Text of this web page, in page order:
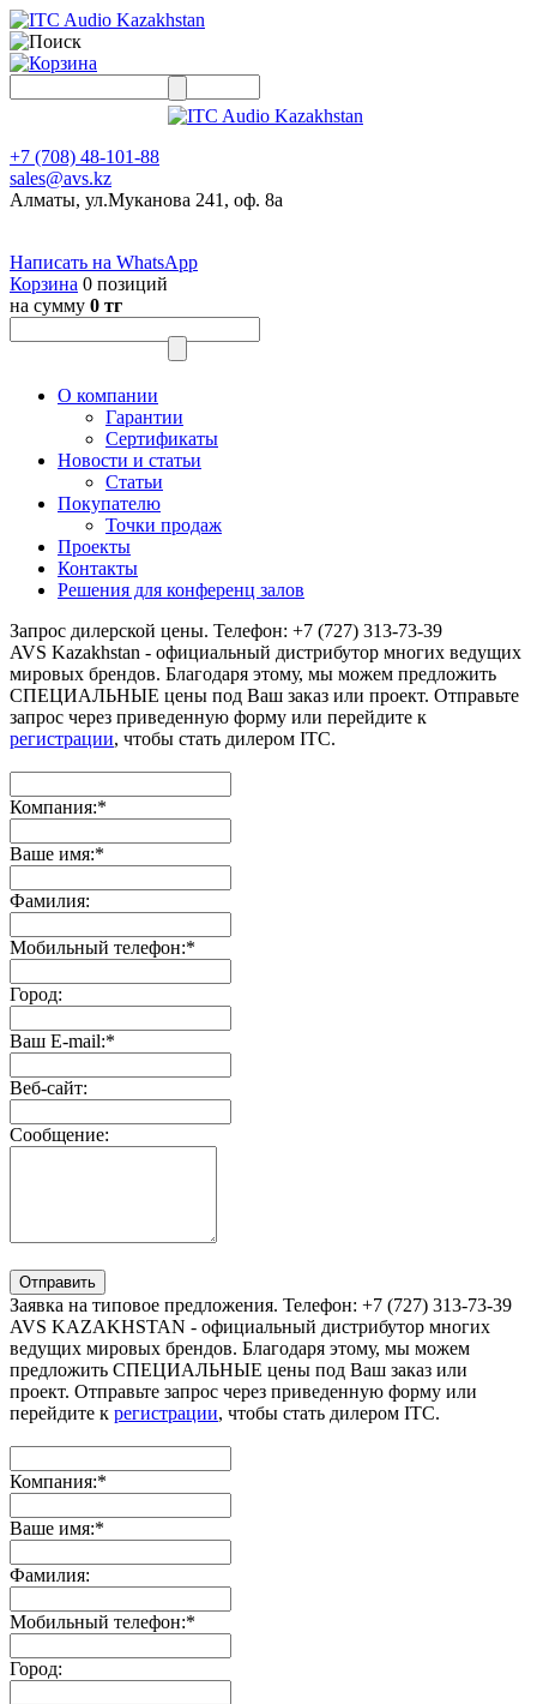
+7 (708) 48-101-88
sales@avs.kz
Алматы, ул.Муканова 241, оф. 8а
Написать на WhatsApp
Корзина 0 позиций
на сумму 0 тг
О компании
Гарантии
Сертификаты
Новости и статьи
Статьи
Покупателю
Точки продаж
Проекты
Контакты
Решения для конференц залов
Запрос дилерской цены. Телефон: +7 (727) 313-73-39
AVS Kazakhstan - официальный дистрибутор многих ведущих
мировых брендов. Благодаря этому, мы можем предложить
СПЕЦИАЛЬНЫЕ цены под Ваш заказ или проект. Отправьте
запрос через приведенную форму или перейдите к
регистрации, чтобы стать дилером ITC.
Компания:*
Ваше имя:*
Фамилия:
Мобильный телефон:*
Город:
Ваш E-mail:*
Веб-сайт:
Сообщение:
Отправить
Заявка на типовое предложения. Телефон: +7 (727) 313-73-39
AVS KAZAKHSTAN - официальный дистрибутор многих
ведущих мировых брендов. Благодаря этому, мы можем
предложить СПЕЦИАЛЬНЫЕ цены под Ваш заказ или
проект. Отправьте запрос через приведенную форму или
перейдите к регистрации, чтобы стать дилером ITC.
Компания:*
Ваше имя:*
Фамилия:
Мобильный телефон:*
Город: